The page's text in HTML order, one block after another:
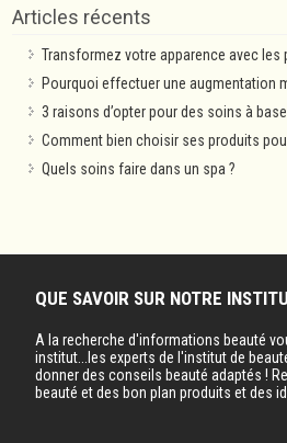
Articles récents
Transformez votre apparence avec les
Pourquoi effectuer une augmentation
3 raisons d’opter pour des soins à
Comment bien choisir ses produits
Quels soins faire dans un spa ?
QUE SAVOIR SUR NOTRE
A la recherche d'informations beauté
institut...les experts de l'institut de
donner des conseils beauté adaptés !
beauté et des bon plan produits et des